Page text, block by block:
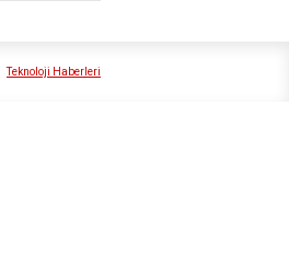
Teknoloji Haberleri